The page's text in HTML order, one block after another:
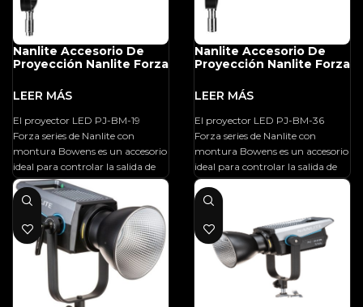
Nanlite Accesorio De
Proyección Nanlite Forza
El proyector LED PJ-BM-19
Forza series de Nanlite con
montura Bowens es un accesorio
ideal para controlar la salida de
luz para efectos teatrales,
iluminación del cabello e
iluminación selectiva de sujetos,
a través de sus lentes no curvas
que eliminan la aberración y
minimizan la distorsión. El
proyector tiene persianas
internas para dar forma a la luz.
Nanlite Accesorio De
Proyección Nanlite Forza
El proyector LED PJ-BM-36
Forza series de Nanlite con
montura Bowens es un accesorio
ideal para controlar la salida de
luz para efectos teatrales,
iluminación del cabello e
a través de sus lentes no curvas
que eliminan la aberración y
minimizan la distorsión. El
proyector tiene persianas
internas para dar forma a la luz.